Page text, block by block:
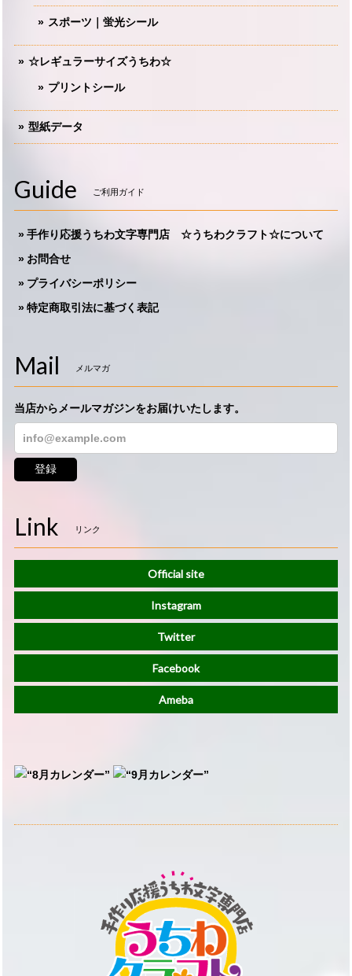
スポーツ｜蛍光シール
☆レギュラーサイズうちわ☆
プリントシール
型紙データ
Guide ご利用ガイド
手作り応援うちわ文字専門店 ☆うちわクラフト☆について
お問合せ
プライバシーポリシー
特定商取引法に基づく表記
Mail メルマガ
当店からメールマガジンをお届けいたします。
登録
Link リンク
Official site
Instagram
Twitter
Facebook
Ameba